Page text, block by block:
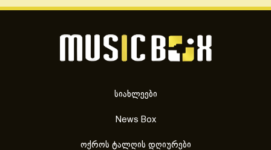
სიახლეები
News Box
ოქროს ტალღის დღიურები